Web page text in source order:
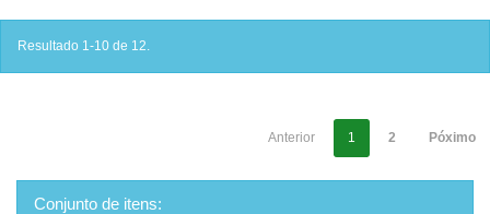
Resultado 1-10 de 12.
Anterior 1 2 Póximo
Conjunto de itens: